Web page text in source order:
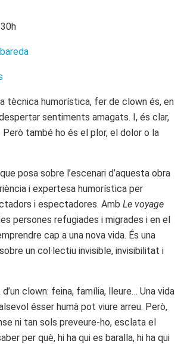
tècnica humorística, fer de clown és, en
sentiments amagats. I, és clar,
Però també ho és el plor, el dolor o la
posa sobre l’escenari d’aquesta obra
i expertesa humorística per
i espectadores. Amb Le voyage
persones refugiades i migrades i en el
cap a una nova vida. És una
un col·lectiu invisible, invisibilitat i
clown: feina, família, lleure… Una vida
ésser humà pot viure arreu. Però,
ni tan sols preveure-ho, esclata el
per què, hi ha qui es baralla, hi ha qui